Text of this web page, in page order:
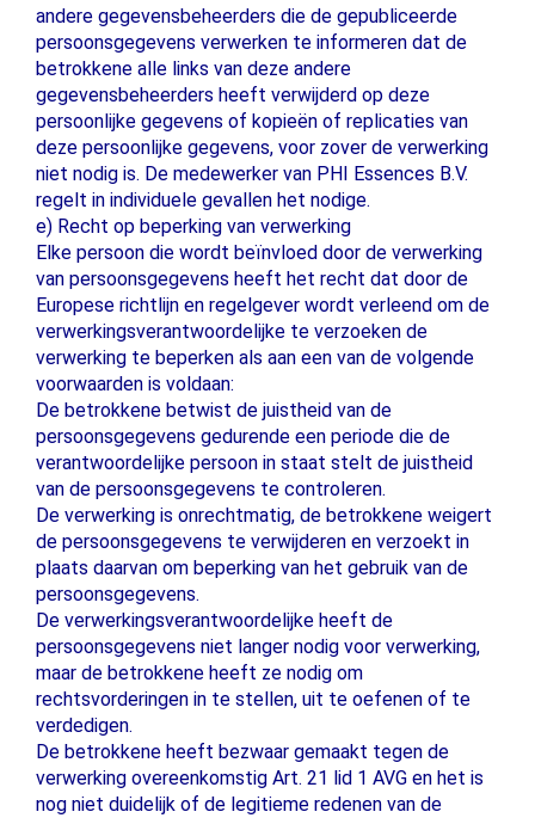
andere gegevensbeheerders die de gepubliceerde
persoonsgegevens verwerken te informeren dat de
betrokkene alle links van deze andere
gegevensbeheerders heeft verwijderd op deze
persoonlijke gegevens of kopieën of replicaties van
deze persoonlijke gegevens, voor zover de verwerking
niet nodig is. De medewerker van PHI Essences B.V.
regelt in individuele gevallen het nodige.
e) Recht op beperking van verwerking
Elke persoon die wordt beïnvloed door de verwerking
van persoonsgegevens heeft het recht dat door de
Europese richtlijn en regelgever wordt verleend om de
verwerkingsverantwoordelijke te verzoeken de
verwerking te beperken als aan een van de volgende
voorwaarden is voldaan:
De betrokkene betwist de juistheid van de
persoonsgegevens gedurende een periode die de
verantwoordelijke persoon in staat stelt de juistheid
van de persoonsgegevens te controleren.
De verwerking is onrechtmatig, de betrokkene weigert
de persoonsgegevens te verwijderen en verzoekt in
plaats daarvan om beperking van het gebruik van de
persoonsgegevens.
De verwerkingsverantwoordelijke heeft de
persoonsgegevens niet langer nodig voor verwerking,
maar de betrokkene heeft ze nodig om
rechtsvorderingen in te stellen, uit te oefenen of te
verdedigen.
De betrokkene heeft bezwaar gemaakt tegen de
verwerking overeenkomstig Art. 21 lid 1 AVG en het is
nog niet duidelijk of de legitieme redenen van de